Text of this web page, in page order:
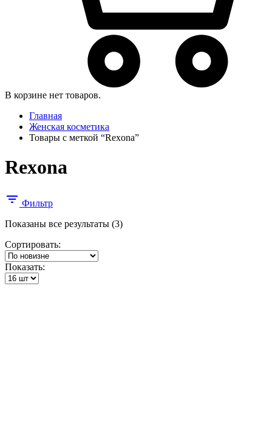
В корзине нет товаров.
Главная
Женская косметика
Товары с меткой “Rexona”
Rexona
Фильтр
Показаны все результаты (3)Сортировка:
Сортировать:
Показать: